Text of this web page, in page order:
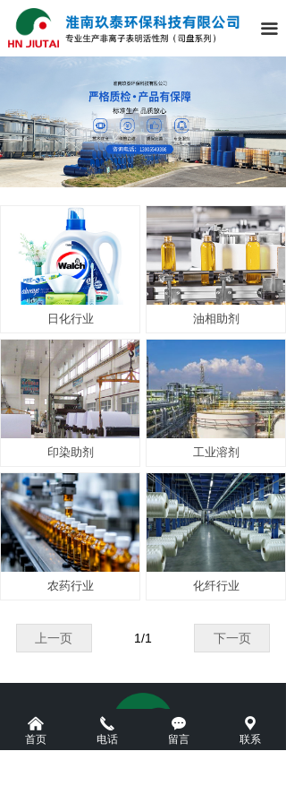
끀
日化行业 油相助剂
印染助剂 工业溶剂
农药行业 化纤行业
上一页 下一页
1/1
낀
首页
끅
电话
끁
留言
끇
联系